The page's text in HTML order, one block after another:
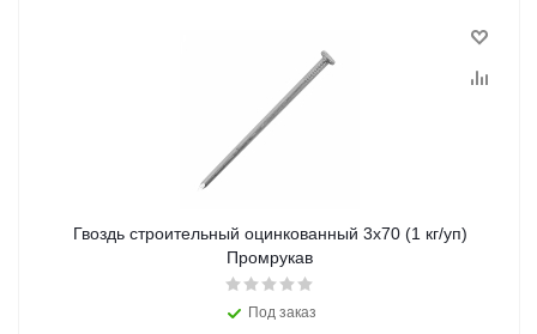
Гвоздь строительный оцинкованный 3х70 (1 кг/уп)
Промрукав
Под заказ